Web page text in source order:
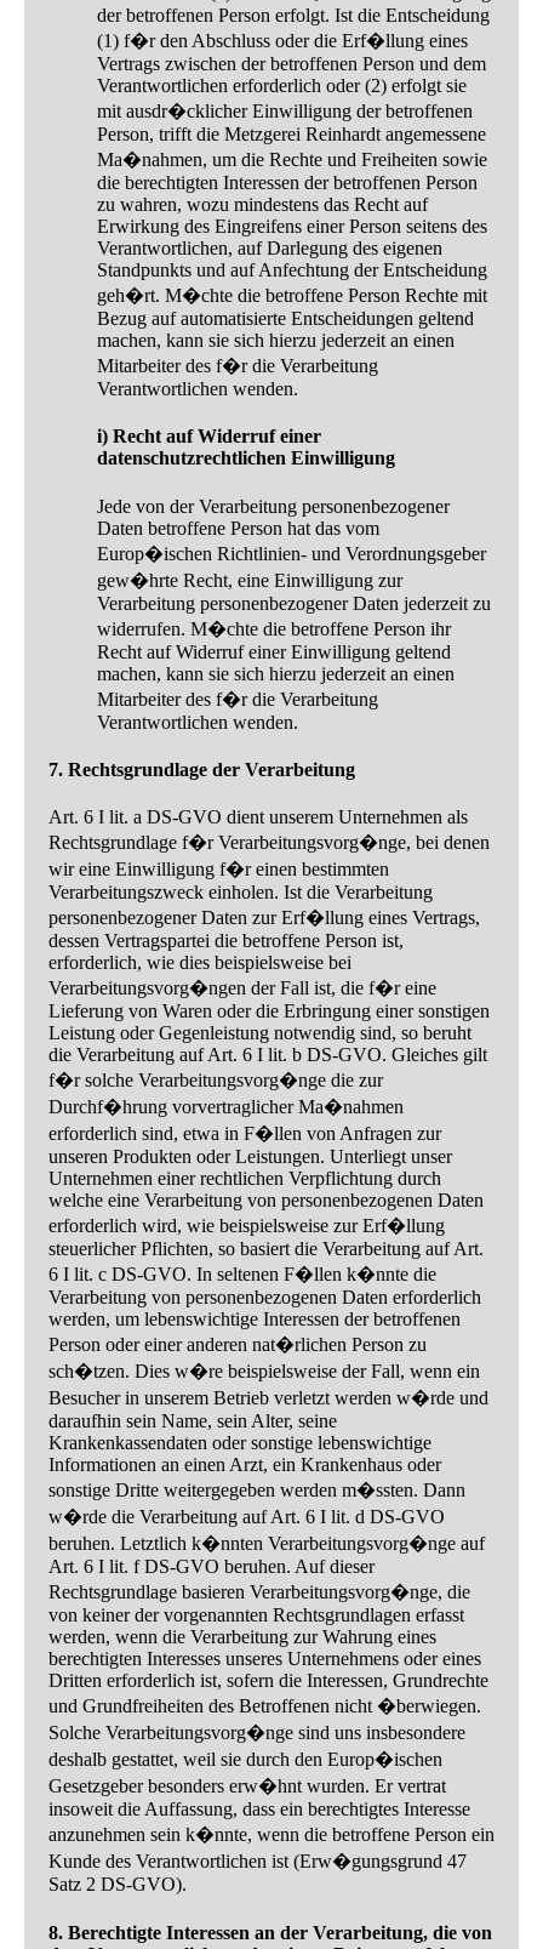
der betroffenen Person erfolgt. Ist die Entscheidung
(1) f�r den Abschluss oder die Erf�llung eines
Vertrags zwischen der betroffenen Person und dem
Verantwortlichen erforderlich oder (2) erfolgt sie
mit ausdr�cklicher Einwilligung der betroffenen
Person, trifft die Metzgerei Reinhardt angemessene
Ma�nahmen, um die Rechte und Freiheiten sowie
die berechtigten Interessen der betroffenen Person
zu wahren, wozu mindestens das Recht auf
Erwirkung des Eingreifens einer Person seitens des
Verantwortlichen, auf Darlegung des eigenen
Standpunkts und auf Anfechtung der Entscheidung
geh�rt. M�chte die betroffene Person Rechte mit
Bezug auf automatisierte Entscheidungen geltend
machen, kann sie sich hierzu jederzeit an einen
Mitarbeiter des f�r die Verarbeitung
Verantwortlichen wenden.
i) Recht auf Widerruf einer
datenschutzrechtlichen Einwilligung
Jede von der Verarbeitung personenbezogener
Daten betroffene Person hat das vom
Europ�ischen Richtlinien- und Verordnungsgeber
gew�hrte Recht, eine Einwilligung zur
Verarbeitung personenbezogener Daten jederzeit zu
widerrufen. M�chte die betroffene Person ihr
Recht auf Widerruf einer Einwilligung geltend
machen, kann sie sich hierzu jederzeit an einen
Mitarbeiter des f�r die Verarbeitung
Verantwortlichen wenden.
7. Rechtsgrundlage der Verarbeitung
Art. 6 I lit. a DS-GVO dient unserem Unternehmen als
Rechtsgrundlage f�r Verarbeitungsvorg�nge, bei denen
wir eine Einwilligung f�r einen bestimmten
Verarbeitungszweck einholen. Ist die Verarbeitung
personenbezogener Daten zur Erf�llung eines Vertrags,
dessen Vertragspartei die betroffene Person ist,
erforderlich, wie dies beispielsweise bei
Verarbeitungsvorg�ngen der Fall ist, die f�r eine
Lieferung von Waren oder die Erbringung einer sonstigen
Leistung oder Gegenleistung notwendig sind, so beruht
die Verarbeitung auf Art. 6 I lit. b DS-GVO. Gleiches gilt
f�r solche Verarbeitungsvorg�nge die zur
Durchf�hrung vorvertraglicher Ma�nahmen
erforderlich sind, etwa in F�llen von Anfragen zur
unseren Produkten oder Leistungen. Unterliegt unser
Unternehmen einer rechtlichen Verpflichtung durch
welche eine Verarbeitung von personenbezogenen Daten
erforderlich wird, wie beispielsweise zur Erf�llung
steuerlicher Pflichten, so basiert die Verarbeitung auf Art.
6 I lit. c DS-GVO. In seltenen F�llen k�nnte die
Verarbeitung von personenbezogenen Daten erforderlich
werden, um lebenswichtige Interessen der betroffenen
Person oder einer anderen nat�rlichen Person zu
sch�tzen. Dies w�re beispielsweise der Fall, wenn ein
Besucher in unserem Betrieb verletzt werden w�rde und
daraufhin sein Name, sein Alter, seine
Krankenkassendaten oder sonstige lebenswichtige
Informationen an einen Arzt, ein Krankenhaus oder
sonstige Dritte weitergegeben werden m�ssten. Dann
w�rde die Verarbeitung auf Art. 6 I lit. d DS-GVO
beruhen. Letztlich k�nnten Verarbeitungsvorg�nge auf
Art. 6 I lit. f DS-GVO beruhen. Auf dieser
Rechtsgrundlage basieren Verarbeitungsvorg�nge, die
von keiner der vorgenannten Rechtsgrundlagen erfasst
werden, wenn die Verarbeitung zur Wahrung eines
berechtigten Interesses unseres Unternehmens oder eines
Dritten erforderlich ist, sofern die Interessen, Grundrechte
und Grundfreiheiten des Betroffenen nicht �berwiegen.
Solche Verarbeitungsvorg�nge sind uns insbesondere
deshalb gestattet, weil sie durch den Europ�ischen
Gesetzgeber besonders erw�hnt wurden. Er vertrat
insoweit die Auffassung, dass ein berechtigtes Interesse
anzunehmen sein k�nnte, wenn die betroffene Person ein
Kunde des Verantwortlichen ist (Erw�gungsgrund 47
Satz 2 DS-GVO).
8. Berechtigte Interessen an der Verarbeitung, die von